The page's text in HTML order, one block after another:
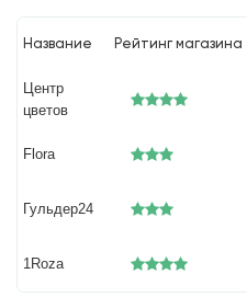
Название Рейтинг магазина
Центр
цветов
Flora
Гульдер24
1Roza